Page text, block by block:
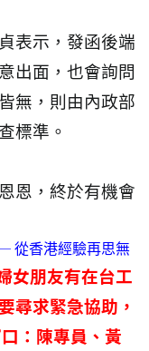
表示，發函後端
出面，也會詢問
無，則由內政部
標準。
恩，終於有機會
從香港經驗再思無
女朋友有在台工
尋求緊急協助，
：陳專員、黃